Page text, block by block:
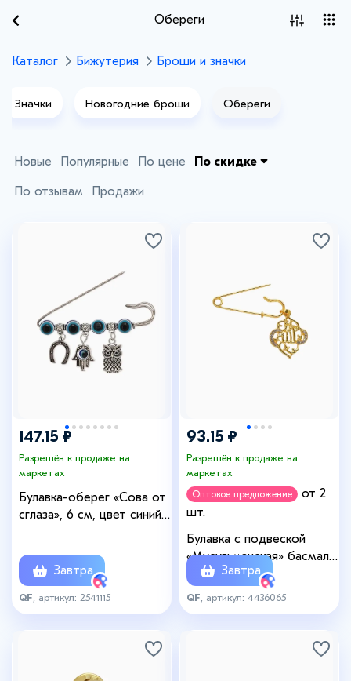
Обереги
Каталог Бижутерия Броши и значки
Значки Новогодние броши Обереги
Новые Популярные По цене По скидке
По отзывам Продажи
147.15 ₽
Разрешён к продаже на
маркетах
Булавка-оберег «Сова от
сглаза», 6 см, цвет синий
Завтра
QF , артикул: 2541115
93.15 ₽
Разрешён к продаже на
маркетах
Оптовое предложение
от 2
шт.
Булавка с подвеской
«Мусульманская» басмала,
3 см, цвет белый в
золоте
Завтра
QF , артикул: 4436065